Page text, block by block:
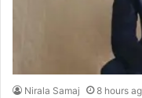
Nirala Samaj 8 hours